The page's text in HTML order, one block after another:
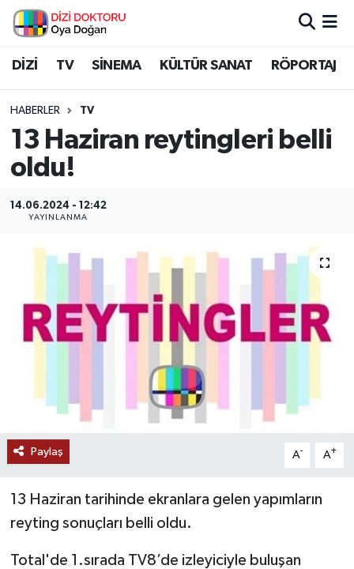
DİZİ TV SİNEMA KÜLTÜR SANAT RÖPORTAJ
HABERLER TV
13 Haziran reytingleri belli
oldu!
14.06.2024 - 12:42
YAYINLANMA
Paylaş A- A+
13 Haziran tarihinde ekranlara gelen yapımların
reyting sonuçları belli oldu.
Total'de 1.sırada TV8’de izleyiciyle buluşan
İstanbul Nöbetçi Eczaneler
İstanbul Namaz Vakitleri
İstanbul Trafik Yoğunluk Haritası
Süper Lig Puan Durumu ve Fikstür
Tüm Manşetler
Son Dakika Haberleri
Haber Arşivi